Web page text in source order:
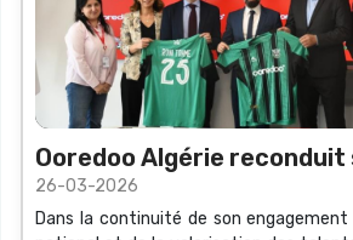
Ooredoo Algérie reconduit
accompagnement du Club
Constantinois (CSC)
26-03-2026
Dans la continuité de son